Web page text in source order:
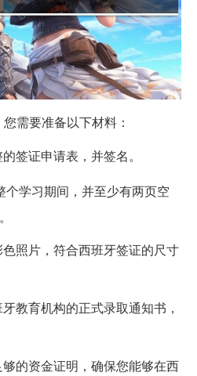
需要准备以下材料：
签证申请表，并签名。
个学习期间，并至少有两页空
照片，符合西班牙签证的尺寸
教育机构的正式录取通知书，
的资金证明，确保您能够在西